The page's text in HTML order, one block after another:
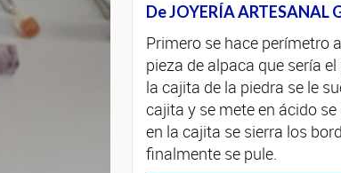
De JOYERÍA ARTESANAL
Primero se hace perímetro
pieza de alpaca que sería
la cajita de la piedra se le
cajita y se mete en ácido
en la cajita se sierra los
finalmente se pule.